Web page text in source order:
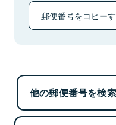
郵便番号をコピー
他の郵便番号を検